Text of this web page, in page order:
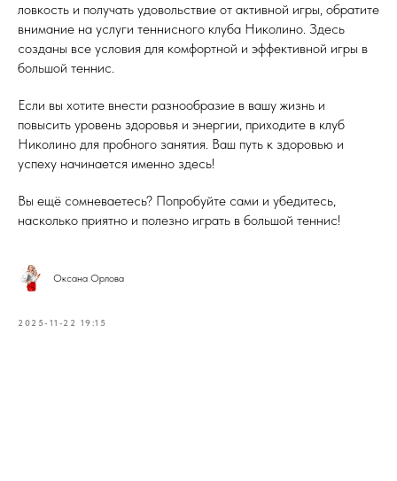
ловкость и получать удовольствие от активной игры, обратите
внимание на услуги теннисного клуба Николино. Здесь
созданы все условия для комфортной и эффективной игры в
большой теннис.
Если вы хотите внести разнообразие в вашу жизнь и
повысить уровень здоровья и энергии, приходите в клуб
Николино для пробного занятия. Ваш путь к здоровью и
успеху начинается именно здесь!
Вы ещё сомневаетесь? Попробуйте сами и убедитесь,
насколько приятно и полезно играть в большой теннис!
Оксана Орлова
2025-11-22 19:15